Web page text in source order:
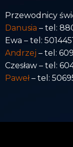
Przewodnicy
Danusia – tel:
Ewa – tel:
Andrzej – tel:
Czesław – tel:
Paweł– tel: